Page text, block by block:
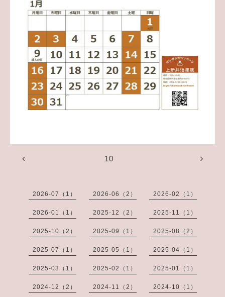
10
2026-07（1） 2026-06（2） 2026-02（1）
2026-01（1） 2025-12（2） 2025-11（1）
2025-10（2） 2025-09（1） 2025-08（2）
2025-07（1） 2025-05（1） 2025-04（1）
2025-03（1） 2025-02（1） 2025-01（1）
2024-12（2） 2024-11（2） 2024-10（1）